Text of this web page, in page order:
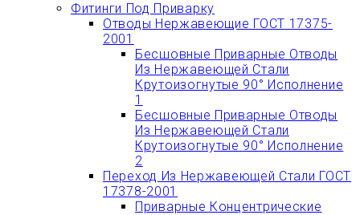
Фитинги Под Приварку
Отводы Нержавеющие ГОСТ 17375-
2001
Бесшовные Приварные Отводы
Из Нержавеющей Стали
Крутоизогнутые 90° Исполнение
1
Бесшовные Приварные Отводы
Из Нержавеющей Стали
Крутоизогнутые 90° Исполнение
2
Переход Из Нержавеющей Стали ГОСТ
17378-2001
Приварные Концентрические